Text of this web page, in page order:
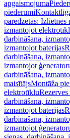
apgaismojuma
piederumi
paredzētas: Izlietnes
izmantojot
darbināšana,
izmantojot baterijas
darbināšana,
izmantojot
darbināšana,
maisītājsMontāža
elektrotīkluRezerves
darbināšana,
izmantojot baterijas
darbināšana,
izmantojot